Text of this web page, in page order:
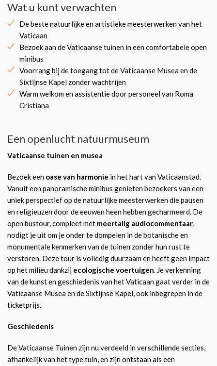
Wat u kunt verwachten
De beste natuurlijke en artistieke meesterwerken van het
Vaticaan
Bezoek aan de Vaticaanse tuinen in een comfortabele open
minibus
Voorrang bij de toegang tot de Vaticaanse Musea en de
Sixtijnse Kapel zonder wachtrijen
Warm welkom en assistentie door personeel van Roma
Cristiana
Een openlucht natuurmuseum
Vaticaanse tuinen en musea
Bezoek een oase van harmonie in het hart van Vaticaanstad.
Vanuit een panoramische minibus genieten bezoekers van een
uniek perspectief op de natuurlijke meesterwerken die pausen
en religieuzen door de eeuwen heen hebben gecharmeerd. De
open bustour, compleet met meertalig audiocommentaar,
nodigt je uit om je onder te dompelen in de botanische en
monumentale kenmerken van de tuinen zonder hun rust te
verstoren. Deze tour is volledig duurzaam en heeft geen impact
op het milieu dankzij ecologische voertuigen. Je verkenning
van de kunst en geschiedenis van het Vaticaan gaat verder in de
Vaticaanse Musea en de Sixtijnse Kapel, ook inbegrepen in de
ticketprijs.
Geschiedenis
De Vaticaanse Tuinen zijn nu verdeeld in verschillende secties,
afhankelijk van het type tuin, en zijn ontstaan als een